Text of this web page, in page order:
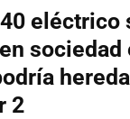
eléctrico
sociedad
2